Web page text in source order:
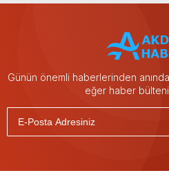
Günün önemli haberlerinden
eğer haber